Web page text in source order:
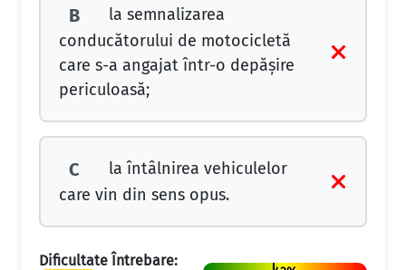
B
la semnalizarea
conducătorului de motocicletă
care s-a angajat într-o depăşire
periculoasă;
C
la întâlnirea vehiculelor
care vin din sens opus.
Dificultate Întrebare: